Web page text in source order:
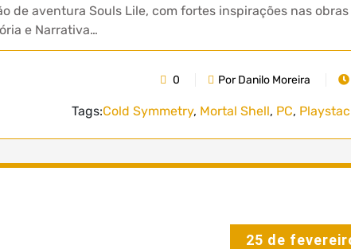
de aventura Souls Lile, com fortes inspirações nas
e Narrativa…
0 Por Danilo Moreira
Tags:Cold Symmetry, Mortal Shell, PC,
25 de